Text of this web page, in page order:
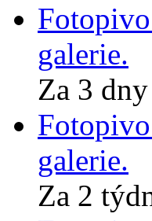
galerie.
Za 3
galerie.
Za 2